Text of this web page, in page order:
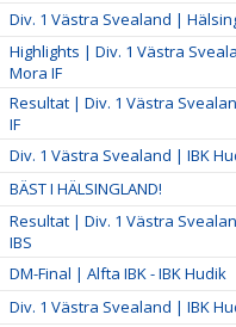
Div. 1 Västra Svealand |
Highlights | Div. 1 Västra
Mora IF
Resultat | Div. 1 Västra
IF
Div. 1 Västra Svealand | IBK
BÄST I HÄLSINGLAND!
Resultat | Div. 1 Västra
IBS
DM-Final | Alfta IBK - IBK Hudik
Div. 1 Västra Svealand | IBK